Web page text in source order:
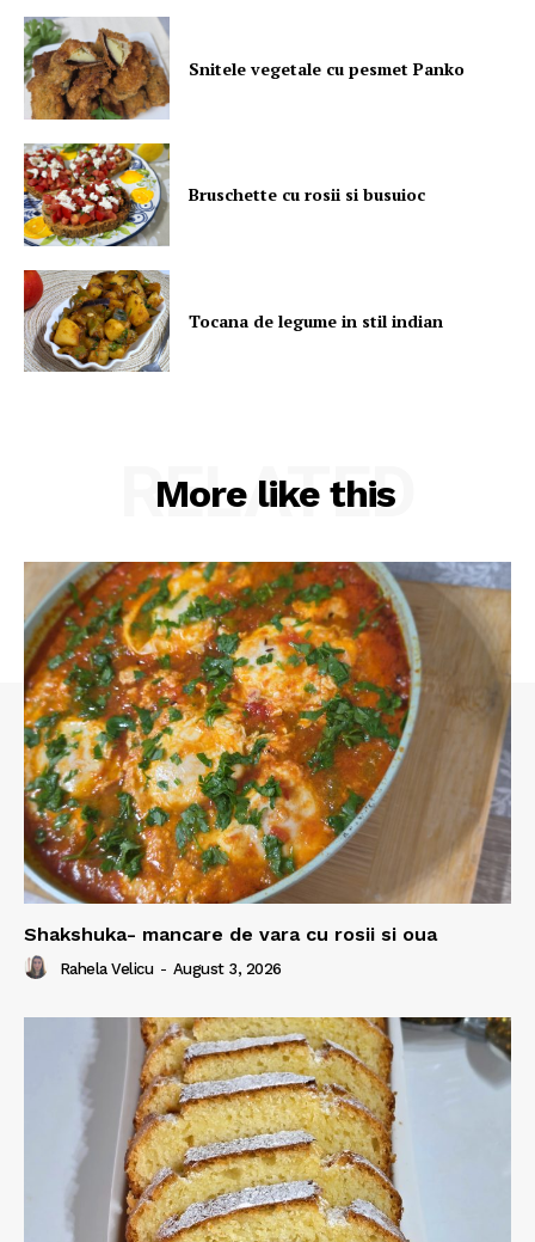
Snitele vegetale cu pesmet Panko
Bruschette cu rosii si busuioc
Tocana de legume in stil indian
More like this
RELATED
Shakshuka- mancare de vara cu rosii si oua
Rahela Velicu - August 3, 2026